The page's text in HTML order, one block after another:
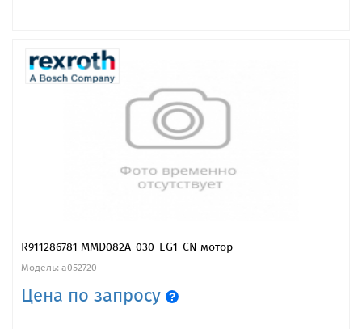
R911286781 MMD082A-030-EG1-CN мотор
Модель: a052720
Цена по запросу